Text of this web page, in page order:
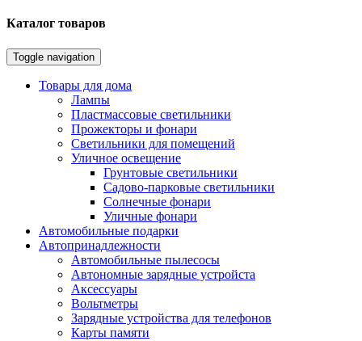
Каталог товаров
Toggle navigation
Товары для дома
Лампы
Пластмассовые светильники
Прожекторы и фонари
Светильники для помещений
Уличное освещение
Грунтовые светильники
Садово-парковые светильники
Солнечные фонари
Уличные фонари
Автомобильные подарки
Автопринадлежности
Автомобильные пылесосы
Автономные зарядные устройста
Аксессуары
Вольтметры
Зарядные устройства для телефонов
Карты памяти